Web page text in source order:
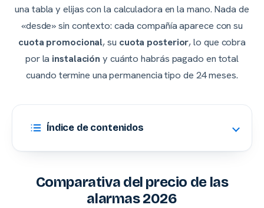
una tabla y elijas con la calculadora en la mano. Nada de
«desde» sin contexto: cada compañía aparece con su
cuota promocional, su cuota posterior, lo que cobra
por la instalación y cuánto habrás pagado en total
cuando termine una permanencia tipo de 24 meses.
Índice de contenidos
Comparativa del precio de las
alarmas 2026